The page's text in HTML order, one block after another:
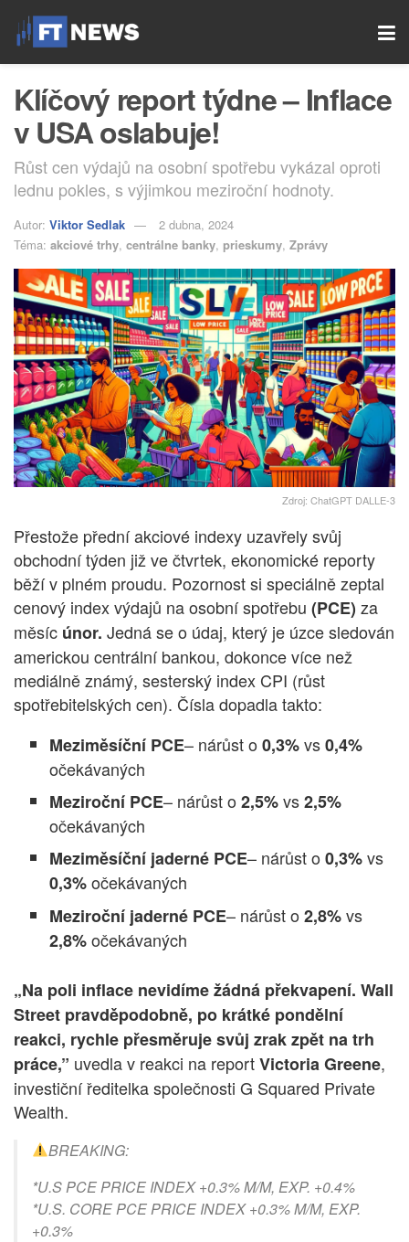
Klíčový report týdne – Inflace
v USA oslabuje!
Růst cen výdajů na osobní spotřebu vykázal oproti
lednu pokles, s výjimkou meziroční hodnoty.
Autor: Viktor Sedlak
2 dubna, 2024
Téma: akciové trhy, centrálne banky, prieskumy, Zprávy
Zdroj: ChatGPT DALLE-3
Přestože přední akciové indexy uzavřely svůj
obchodní týden již ve čtvrtek, ekonomické reporty
běží v plném proudu. Pozornost si speciálně zeptal
cenový index výdajů na osobní spotřebu (PCE) za
měsíc únor. Jedná se o údaj, který je úzce sledován
americkou centrální bankou, dokonce více než
mediálně známý, sesterský index CPI (růst
spotřebitelských cen). Čísla dopadla takto:
Meziměsíční PCE– nárůst o 0,3%vs0,4%
očekávaných
Meziroční PCE– nárůst o 2,5%vs2,5%
očekávaných
Meziměsíční jaderné PCE– nárůst o 0,3%vs
0,3%očekávaných
Meziroční jaderné PCE– nárůst o 2,8%vs
2,8%očekávaných
„Na poli inflace nevidíme žádná překvapení. Wall
Street pravděpodobně, po krátké pondělní
reakci, rychle přesměruje svůj zrak zpět na trh
práce,” uvedla v reakci na reportVictoria Greene,
investiční ředitelka společnosti G Squared Private
Wealth.
BREAKING:
*U.S PCE PRICE INDEX +0.3% M/M, EXP. +0.4%
*U.S. CORE PCE PRICE INDEX +0.3% M/M, EXP.
+0.3%